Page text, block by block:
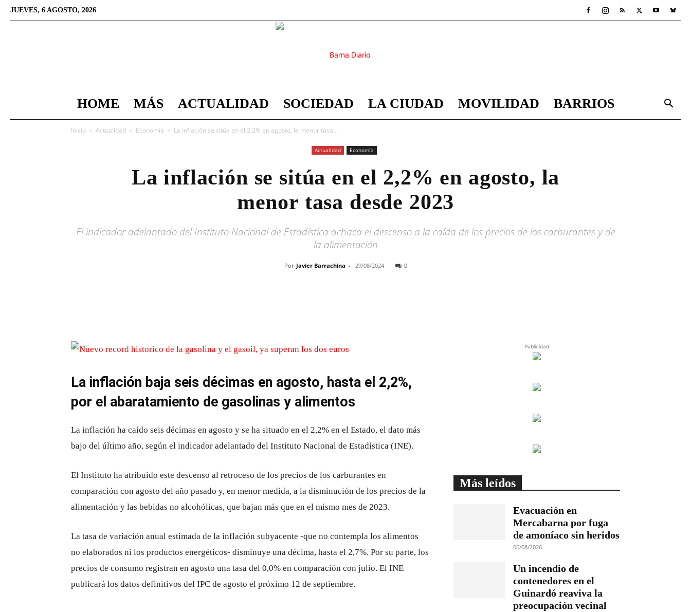
JUEVES, 6 AGOSTO, 2026
Barna
HOME MÁS ACTUALIDAD SOCIEDAD LA CIUDAD MOVILIDAD BARRIOS
Inicio Actualidad Economía La inflación se sitúa en el 2,2% en agosto, la menor tasa...
Actualidad Economía
La inflación se sitúa en el 2,2% en agosto, la
menor tasa desde 2023
El indicador adelantado del Instituto Nacional de Estadística achaca el descenso a la caída de los precios de los carburantes y de
la alimentación
Por Javier Barrachina - 29/08/2024 0
La inflación baja seis décimas en agosto, hasta el 2,2%,
por el abaratamiento de gasolinas y alimentos
La inflación ha caído seis décimas en agosto y se ha situado en el 2,2% en el Estado, el dato más
bajo del último año, según el indicador adelantado del Instituto Nacional de Estadística (INE).
El Instituto ha atribuido este descenso al retroceso de los precios de los carburantes en
comparación con agosto del año pasado y, en menor medida, a la disminución de los precios de la
alimentación y las bebidas no alcohólicas, que bajan más que en el mismo mes de 2023.
La tasa de variación anual estimada de la inflación subyacente -que no contempla los alimentos
no elaborados ni los productos energéticos- disminuye una décima, hasta el 2,7%. Por su parte, los
precios de consumo registran en agosto una tasa del 0,0% en comparación con julio. El INE
publicará los datos definitivos del IPC de agosto el próximo 12 de septiembre.
Publicidad
Más leídos
Evacuación en
Mercabarna por fuga
de amoníaco sin heridos
06/08/2026
Un incendio de
contenedores en el
Guinardó reaviva la
preocupación vecinal